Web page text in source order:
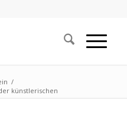
/
künstlerischen